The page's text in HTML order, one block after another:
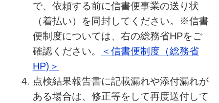
で、依頼する前に信書便事業の送り状
（着払い）を同封してください。※信書
便制度については、右の総務省HPをご
確認ください。
＜信書便制度（総務省
HP)＞
点検結果報告書に記載漏れや添付漏れが
ある場合は、修正等をして再度送付して